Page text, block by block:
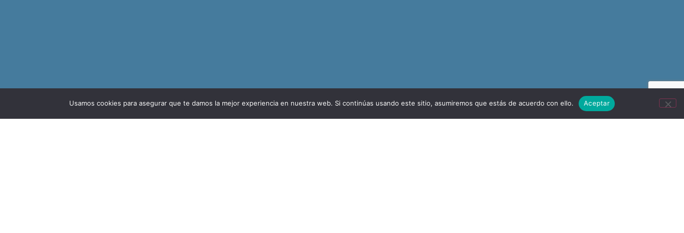
Usamos cookies para asegurar que te damos la mejor experiencia en nuestra web. Si continúas usando este sitio, asumiremos que estás de acuerdo con ello. Aceptar